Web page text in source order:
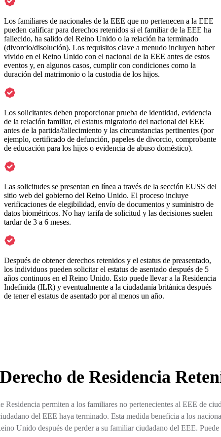
Los familiares de nacionales de la EEE que no pertenecen a la EEE
pueden calificar para derechos retenidos si el familiar de la EEE ha
fallecido, ha salido del Reino Unido o la relación ha terminado
(divorcio/disolución). Los requisitos clave a menudo incluyen haber
vivido en el Reino Unido con el nacional de la EEE antes de estos
eventos y, en algunos casos, cumplir con condiciones como la
duración del matrimonio o la custodia de los hijos.
Los solicitantes deben proporcionar prueba de identidad, evidencia
de la relación familiar, el estatus migratorio del nacional del EEE
antes de la partida/fallecimiento y las circunstancias pertinentes (por
ejemplo, certificado de defunción, papeles de divorcio, comprobante
de educación para los hijos o evidencia de abuso doméstico).
Las solicitudes se presentan en línea a través de la sección EUSS del
sitio web del gobierno del Reino Unido. El proceso incluye
verificaciones de elegibilidad, envío de documentos y suministro de
datos biométricos. No hay tarifa de solicitud y las decisiones suelen
tardar de 3 a 6 meses.
Después de obtener derechos retenidos y el estatus de preasentado,
los individuos pueden solicitar el estatus de asentado después de 5
años continuos en el Reino Unido. Esto puede llevar a la Residencia
Indefinida (ILR) y eventualmente a la ciudadanía británica después
de tener el estatus de asentado por al menos un año.
de Residencia
Residencia permiten a los familiares no pertenecientes al EEE de
del EEE haya terminado. Esta medida beneficia a los
Unido después de perder a su familiar ciudadano del EEE.